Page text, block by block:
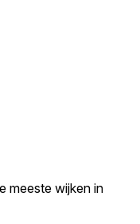
meeste wijken in